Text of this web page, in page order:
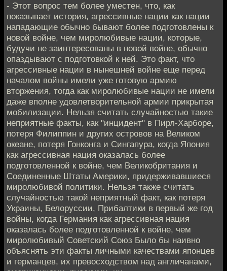
- Этот вопрос тем более уместен, что, как
показывает история, агрессивные нации как нации
нападающие обычно бывают более подготовлены к
новой войне, чем миролюбивые нации, которые,
будучи не заинтересованы в новой войне, обычно
опаздывают с подготовкой к ней. Это факт, что
агрессивные нации в нынешней войне еще перед
началом войны имели уже готовую армию
вторжения, тогда как миролюбивые нации не имели
даже вполне удовлетворительной армии прикрытая
мобилизации. Нельзя считать случайностью такие
неприятные факты, как "инцидент" в Пирл-Харборе,
потеря Филиппин и других островов на Великом
океане, потеря Гонконга и Сингапура, когда Япония
как агрессивная нация оказалась более
подготовленной к войне, чем Великобритания и
Соединенные Штаты Америки, придерживавшиеся
миролюбивой политики. Нельзя также считать
случайностью такой неприятный факт, как потеря
Украины, Белоруссии, Прибалтики в первый же год
войны, когда Германия как агрессивная нация
оказалась более подготовленной к войне, чем
миролюбивый Советский Союз Было бы наивно
объяснять эти факты личными качествами японцев
и германцев, их превосходством над англичанами,